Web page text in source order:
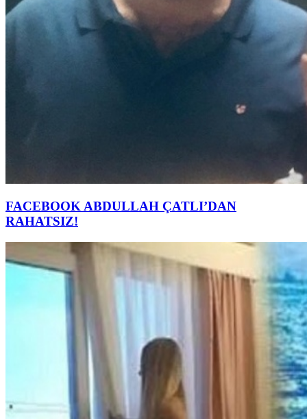
FACEBOOK ABDULLAH ÇATLI’DAN
RAHATSIZ!